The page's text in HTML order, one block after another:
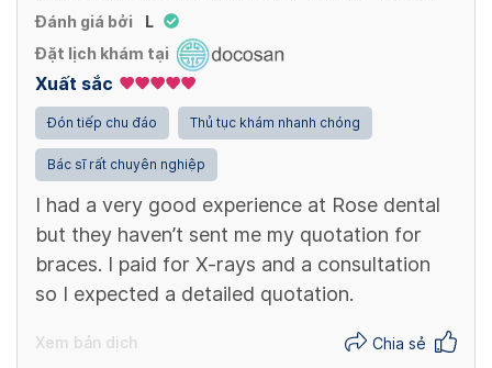
Đánh giá bởi
L
Đặt lịch khám tại
Xuất sắc
Đón tiếp chu đáo Thủ tục khám nhanh chóng
Bác sĩ rất chuyên nghiệp
I had a very good experience at Rose dental
but they haven’t sent me my quotation for
braces. I paid for X-rays and a consultation
so I expected a detailed quotation.
Xem bản dịch Chia sẻ